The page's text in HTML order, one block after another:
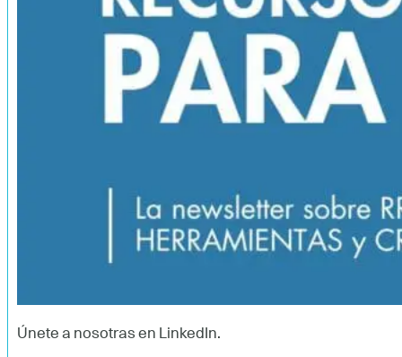
Únete a nosotras en LinkedIn.